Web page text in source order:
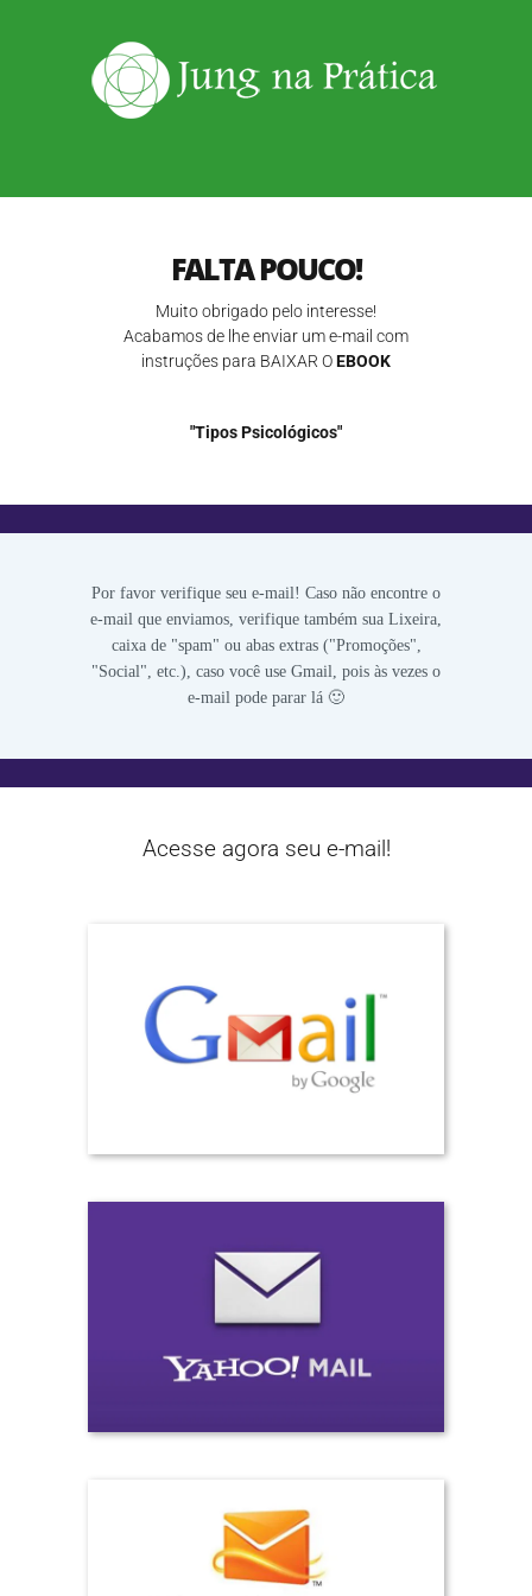
FALTA POUCO!
Muito obrigado pelo interesse!
Acabamos de lhe enviar um e-mail com
instruções para BAIXAR OEBOOK
"Tipos Psicológicos"
Por favor verifique seu e-mail! Caso não encontre o
e-mail que enviamos, verifique também sua Lixeira,
caixa de "spam" ou abas extras ("Promoções",
"Social", etc.), caso você use Gmail, pois às vezes o
e-mail pode parar lá 🙂
Acesse agora seu e-mail!